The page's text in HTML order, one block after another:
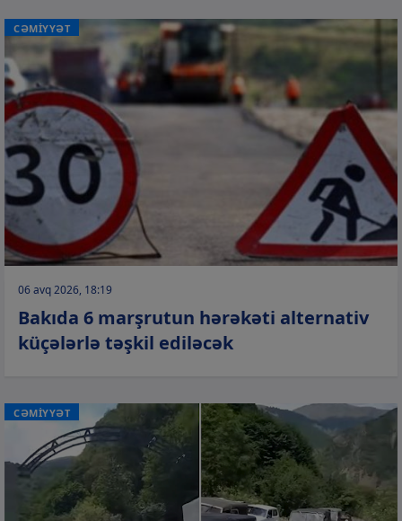
CƏMİYYƏT
06 avq 2026, 18:19
Bakıda 6 marşrutun hərəkəti alternativ
küçələrlə təşkil ediləcək
CƏMİYYƏT